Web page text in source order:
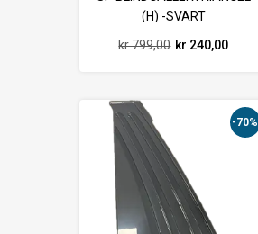
(H) -SVART
kr 799,00 kr 240,00
-70%